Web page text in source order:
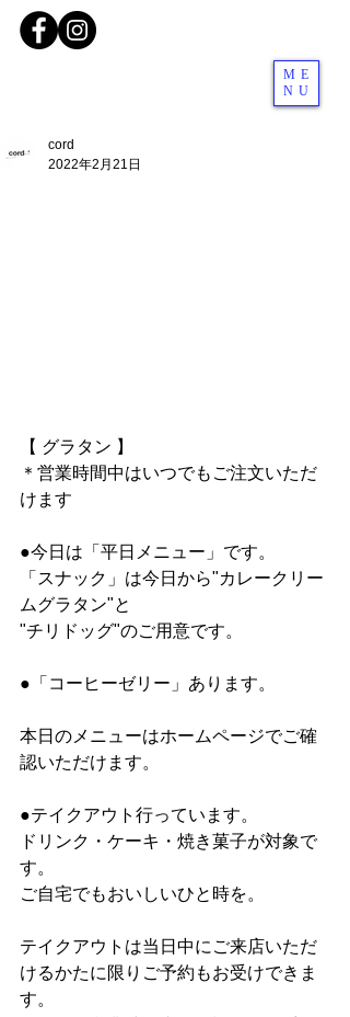
ME
NU
cord
2022年2月21日
【 グラタン 】
＊営業時間中はいつでもご注文いただ
けます
●今日は「平日メニュー」です。
「スナック」は今日から"カレークリー
ムグラタン"と
"チリドッグ"のご用意です。
●「コーヒーゼリー」あります。
本日のメニューはホームページでご確
認いただけます。
●テイクアウト行っています。
ドリンク・ケーキ・焼き菓子が対象で
す。
ご自宅でもおいしいひと時を。
テイクアウトは当日中にご来店いただ
けるかたに限りご予約もお受けできま
す。